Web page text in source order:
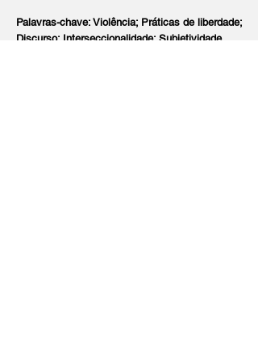
Palavras-chave: Violência; Práticas de liberdade;
Discurso; Interseccionalidade; Subjetividade.